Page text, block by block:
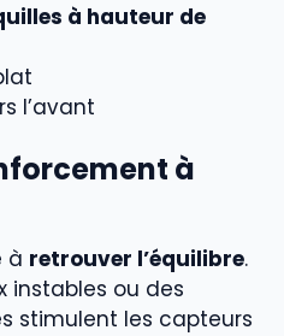
à hauteur de
l’avant
à
à retrouver l’équilibre.
instables ou des
stimulent les capteurs